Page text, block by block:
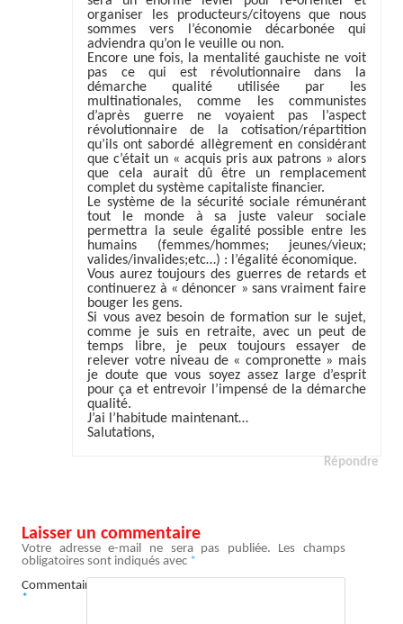
organiser les producteurs/citoyens que nous
sommes vers l’économie décarbonée qui
adviendra qu’on le veuille ou non.
Encore une fois, la mentalité gauchiste ne voit
pas ce qui est révolutionnaire dans la
démarche qualité utilisée par les
multinationales, comme les communistes
d’après guerre ne voyaient pas l’aspect
révolutionnaire de la cotisation/répartition
qu’ils ont sabordé allègrement en considérant
que c’était un « acquis pris aux patrons » alors
que cela aurait dû être un remplacement
complet du système capitaliste financier.
Le système de la sécurité sociale rémunérant
tout le monde à sa juste valeur sociale
permettra la seule égalité possible entre les
humains (femmes/hommes; jeunes/vieux;
valides/invalides;etc…) : l’égalité économique.
Vous aurez toujours des guerres de retards et
continuerez à « dénoncer » sans vraiment faire
bouger les gens.
Si vous avez besoin de formation sur le sujet,
comme je suis en retraite, avec un peut de
temps libre, je peux toujours essayer de
relever votre niveau de « compronette » mais
je doute que vous soyez assez large d’esprit
pour ça et entrevoir l’impensé de la démarche
qualité.
J’ai l’habitude maintenant…
Salutations,
Répondre
Laisser un commentaire
Votre adresse e-mail ne sera pas publiée.
Les champs
obligatoires sont indiqués avec *
Commentaire
*